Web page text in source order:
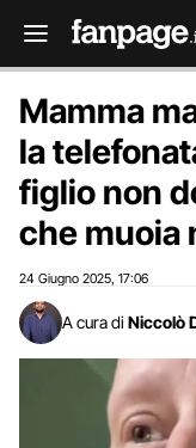
Mamma
la
figlio non
che muoia
24 Giugno 2025 17:06
A cura di Niccolò